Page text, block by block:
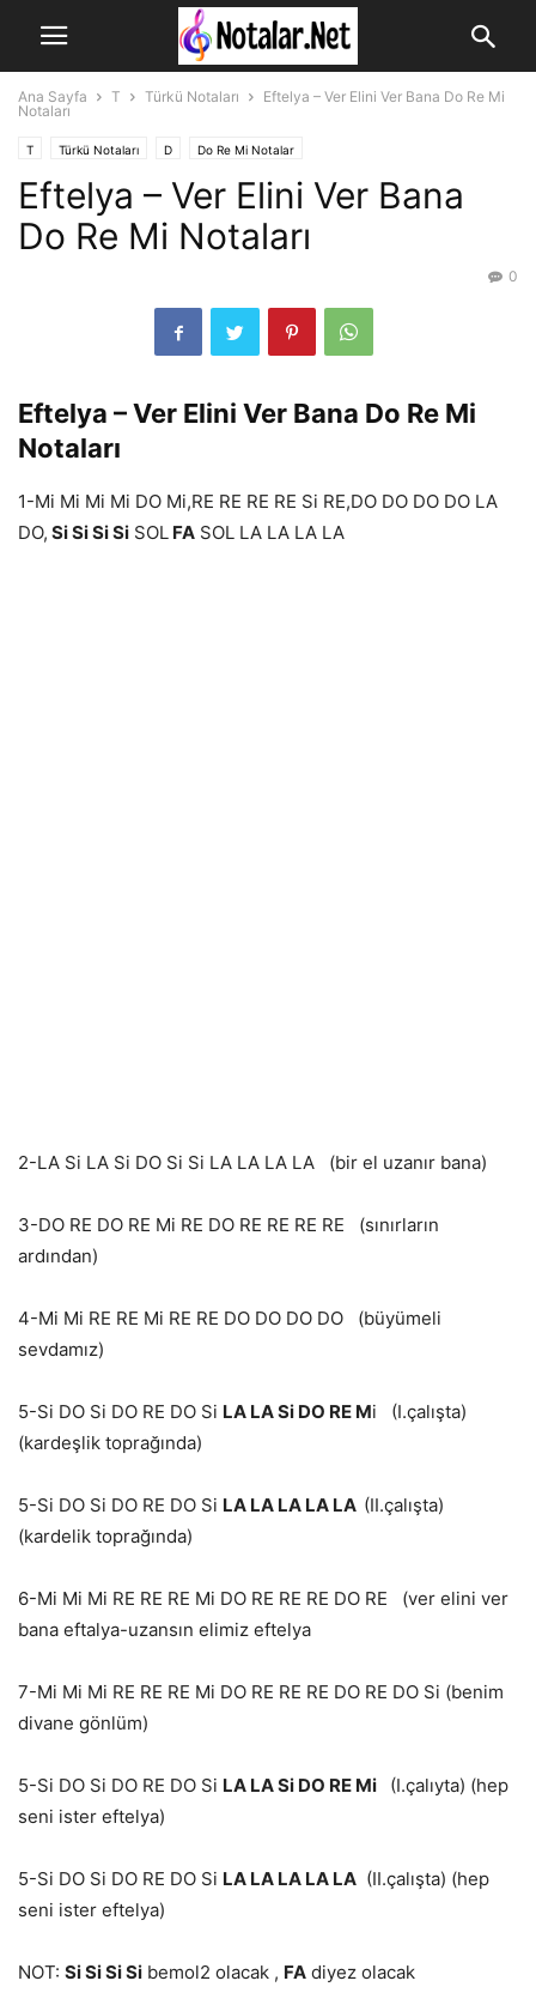
Ana Sayfa T Türkü Notaları
Eftelya – Ver Elini Ver Bana Do Re Mi
Notaları
T Türkü Notaları D Do Re Mi Notalar
Eftelya – Ver Elini Ver Bana
Do Re Mi Notaları
0
Eftelya – Ver Elini Ver Bana Do Re Mi
Notaları
1-Mi Mi Mi Mi DO Mi,RE RE RE RE Si RE,DO DO DO DO LA
DO, Si Si Si Si SOL FA SOL LA LA LA LA
2-LA Si LA Si DO Si Si LA LA LA LA (bir el uzanır bana)
3-DO RE DO RE Mi RE DO RE RE RE RE (sınırların
ardından)
4-Mi Mi RE RE Mi RE RE DO DO DO DO (büyümeli
sevdamız)
5-Si DO Si DO RE DO Si LA LA Si DO RE Mi (I.çalışta)
(kardeşlik toprağında)
5-Si DO Si DO RE DO Si LA LA LA LA LA (II.çalışta)
(kardelik toprağında)
6-Mi Mi Mi RE RE RE Mi DO RE RE RE DO RE (ver elini ver
bana eftalya-uzansın elimiz eftelya
7-Mi Mi Mi RE RE RE Mi DO RE RE RE DO RE DO Si (benim
divane gönlüm)
5-Si DO Si DO RE DO Si LA LA Si DO RE Mi
(I.çalıyta) (hep
seni ister eftelya)
5-Si DO Si DO RE DO Si LA LA LA LA LA (II.çalışta) (hep
seni ister eftelya)
NOT: Si Si Si Si bemol2 olacak , FA diyez olacak